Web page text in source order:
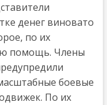
денег виновато
по их
помощь. Члены
боевые
По их